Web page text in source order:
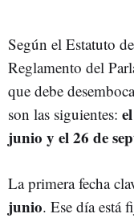
Según el Estatuto
Reglamento del
que debe
son las siguientes:
junio y el 26 de
La primera fecha
junio. Ese día está